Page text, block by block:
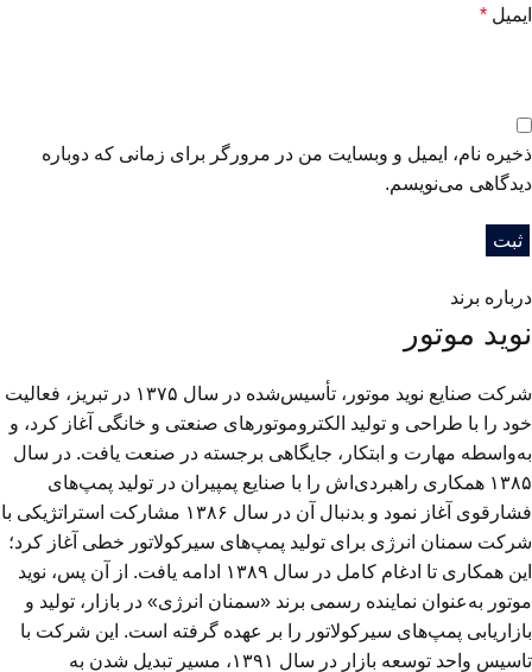
ایمیل *
ذخیره نام، ایمیل و وبسایت من در مرورگر برای زمانی که دوباره
دیدگاهی می‌نویسم.
درباره برند
نوید موتور
شرکت صنایع نوید موتور، تأسيس‌شده در سال ۱۳۷۵ در تبريز، فعالیت
خود را با طراحی و تولید الکتروموتورهای صنعتی و خانگی آغاز کرد، و
به‌واسطه مهارت و ابتکار، جایگاهی برجسته در صنعت یافت. در سال
۱۳۸۵ همکاری راهبردی‌اش را با صنایع پمپیران در تولید پمپ‌های
فشارقوی آغاز نمود و بدنبال آن در سال ۱۳۸۶ مشارکت استراتژیکی با
شرکت سمنان انرژی برای تولید پمپ‌های سیرکولاتور خطی آغاز کرد؛
این همکاری تا ادغام کامل در سال ۱۳۸۹ ادامه یافت. از آن پس، نوید
موتور به‌عنوان نماینده رسمی برند «سمنان انرژی» در بازار، تولید و
بازاریابی پمپ‌های سیرکولاتور را بر عهده گرفته است. این شرکت با
تاسیس واحد توسعه بازار در سال ۱۳۹۱، مسیر تبدیل شدن به